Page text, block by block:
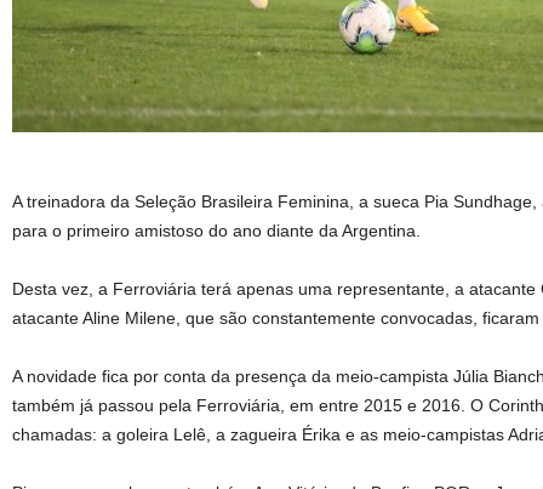
A treinadora da Seleção Brasileira Feminina, a sueca Pia
para o primeiro amistoso do ano diante da Argentina.
Desta vez, a Ferroviária terá apenas uma representante, a atacante
atacante Aline Milene, que são constantemente convocadas,
A novidade fica por conta da presença da meio-campista Júlia
também já passou pela Ferroviária, em entre 2015 e 2016. O
chamadas: a goleira Lelê, a zagueira Érika e as meio-campistas